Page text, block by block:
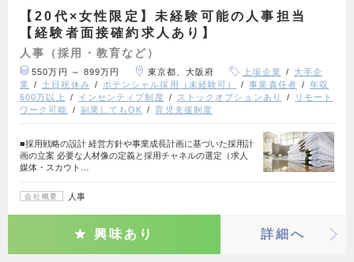
【20代×女性限定】未経験可能の人事担当
【経験者面接確約求人あり】
人事（採用・教育など）
550万円 ～ 899万円 東京都、大阪府 上場企業
大手企
業
土日祝休み ポテンシャル採用（未経験可） 事業責任者
年収
600万以上
インセンティブ制度 ストックオプションあり
リモート
ワーク可能
副業してもOK 育児支援制度
■採用戦略の設計 経営方針や事業成長計画に基づいた採用計
画の立案 必要な人材像の定義と採用チャネルの選定（求人
媒体・スカウト…
会社概要 人事
興味あり 詳細へ